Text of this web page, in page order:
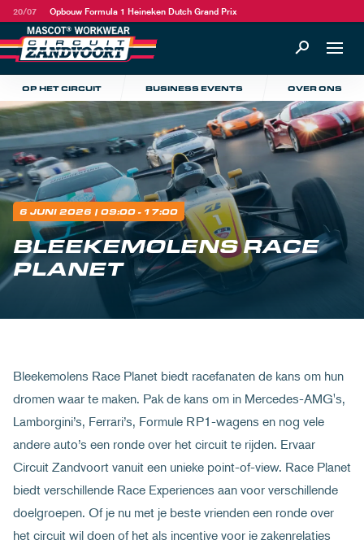
20/07 Opbouw Formula 1 Heineken Dutch Grand Prix
OP HET CIRCUIT BUSINESS EVENTS OVER ONS
6 JUNI 2026 | 09:00 - 17:00
BLEEKEMOLENS RACE
PLANET
Bleekemolens Race Planet biedt racefanaten de kans om hun
dromen waar te maken. Pak de kans om in Mercedes-AMG's,
Lamborgini’s, Ferrari’s, Formule RP1-wagens en nog vele
andere auto’s een ronde over het circuit te rijden. Ervaar
Circuit Zandvoort vanuit een unieke point-of-view. Race Planet
biedt verschillende Race Experiences aan voor verschillende
doelgroepen. Of je nu met je beste vrienden een ronde over
het circuit wil doen of het als incentive voor je zakenrelaties